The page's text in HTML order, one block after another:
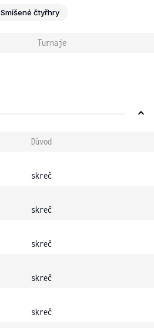
Smíšené čtyřhry
Turnaje
Důvod
skreč
skreč
skreč
skreč
skreč